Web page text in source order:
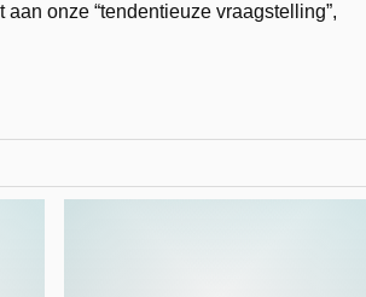
onze “tendentieuze vraagstelling”,